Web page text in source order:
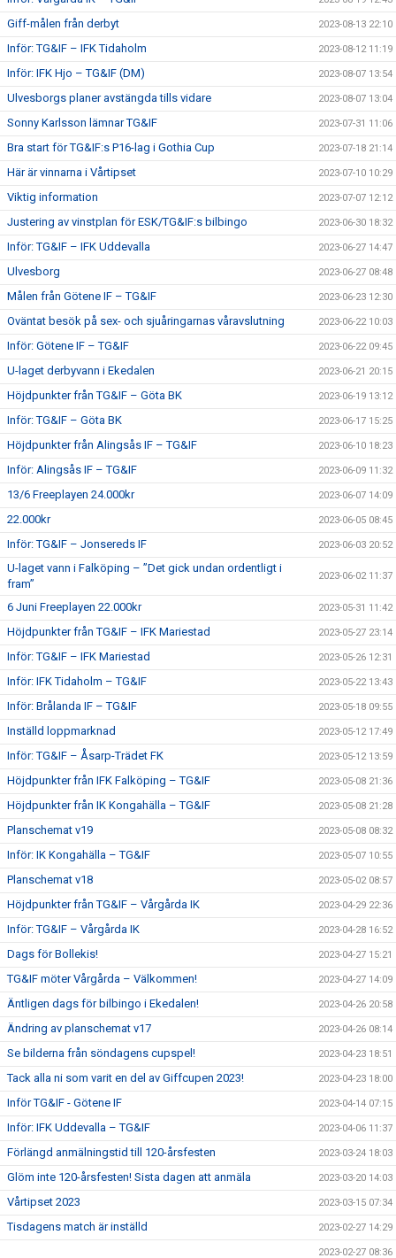
Giff-målen från derbyt 2023-08-13 22:10
Inför: TG&IF – IFK Tidaholm 2023-08-12 11:19
Inför: IFK Hjo – TG&IF (DM) 2023-08-07 13:54
Ulvesborgs planer avstängda tills vidare 2023-08-07 13:04
Sonny Karlsson lämnar TG&IF 2023-07-31 11:06
Bra start för TG&IF:s P16-lag i Gothia Cup 2023-07-18 21:14
Här är vinnarna i Vårtipset 2023-07-10 10:29
Viktig information 2023-07-07 12:12
Justering av vinstplan för ESK/TG&IF:s bilbingo 2023-06-30 18:32
Inför: TG&IF – IFK Uddevalla 2023-06-27 14:47
Ulvesborg 2023-06-27 08:48
Målen från Götene IF – TG&IF 2023-06-23 12:30
Oväntat besök på sex- och sjuåringarnas våravslutning 2023-06-22 10:03
Inför: Götene IF – TG&IF 2023-06-22 09:45
U-laget derbyvann i Ekedalen 2023-06-21 20:15
Höjdpunkter från TG&IF – Göta BK 2023-06-19 13:12
Inför: TG&IF – Göta BK 2023-06-17 15:25
Höjdpunkter från Alingsås IF – TG&IF 2023-06-10 18:23
Inför: Alingsås IF – TG&IF 2023-06-09 11:32
13/6 Freeplayen 24.000kr 2023-06-07 14:09
22.000kr 2023-06-05 08:45
Inför: TG&IF – Jonsereds IF 2023-06-03 20:52
U-laget vann i Falköping – ”Det gick undan ordentligt i
fram”
2023-06-02 11:37
6 Juni Freeplayen 22.000kr 2023-05-31 11:42
Höjdpunkter från TG&IF – IFK Mariestad 2023-05-27 23:14
Inför: TG&IF – IFK Mariestad 2023-05-26 12:31
Inför: IFK Tidaholm – TG&IF 2023-05-22 13:43
Inför: Brålanda IF – TG&IF 2023-05-18 09:55
Inställd loppmarknad 2023-05-12 17:49
Inför: TG&IF – Åsarp-Trädet FK 2023-05-12 13:59
Höjdpunkter från IFK Falköping – TG&IF 2023-05-08 21:36
Höjdpunkter från IK Kongahälla – TG&IF 2023-05-08 21:28
Planschemat v19 2023-05-08 08:32
Inför: IK Kongahälla – TG&IF 2023-05-07 10:55
Planschemat v18 2023-05-02 08:57
Höjdpunkter från TG&IF – Vårgårda IK 2023-04-29 22:36
Inför: TG&IF – Vårgårda IK 2023-04-28 16:52
Dags för Bollekis! 2023-04-27 15:21
TG&IF möter Vårgårda – Välkommen! 2023-04-27 14:09
Äntligen dags för bilbingo i Ekedalen! 2023-04-26 20:58
Ändring av planschemat v17 2023-04-26 08:14
Se bilderna från söndagens cupspel! 2023-04-23 18:51
Tack alla ni som varit en del av Giffcupen 2023! 2023-04-23 18:00
Inför TG&IF - Götene IF 2023-04-14 07:15
Inför: IFK Uddevalla – TG&IF 2023-04-06 11:37
Förlängd anmälningstid till 120-årsfesten 2023-03-24 18:03
Glöm inte 120-årsfesten! Sista dagen att anmäla 2023-03-20 14:03
Vårtipset 2023 2023-03-15 07:34
Tisdagens match är inställd 2023-02-27 14:29
2023-02-27 08:36